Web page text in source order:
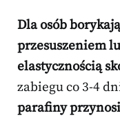
Dla osób
przesuszeniem
elastycznością
zabiegu co 3-4
parafiny